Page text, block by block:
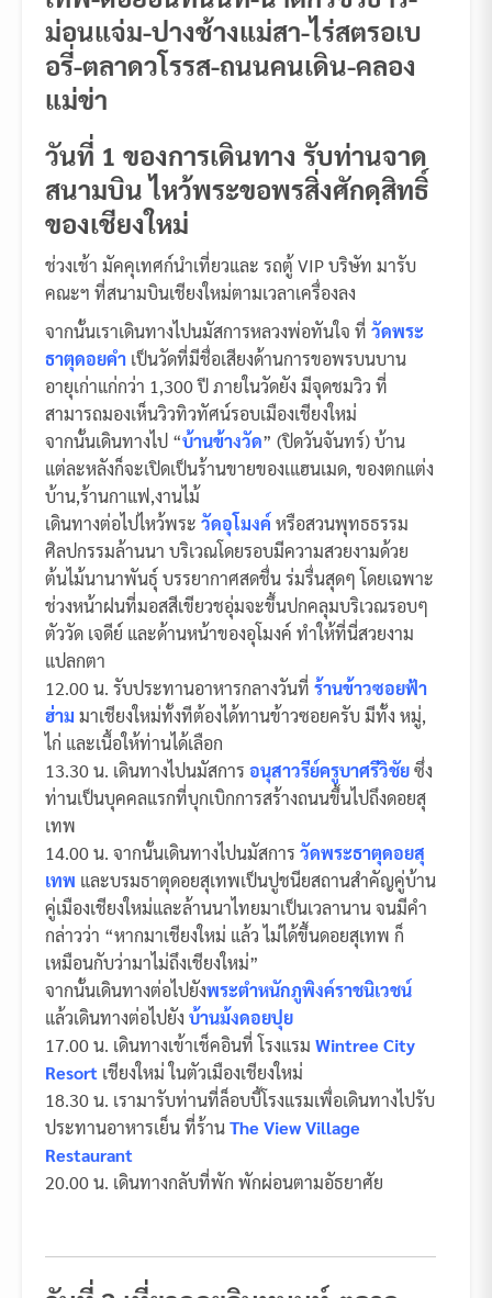
ม่อนแจ่ม-ปางช้างแม่สา-ไร่สตรอเบ
อรี่-ตลาดวโรรส-ถนนคนเดิน-คลอง
แม่ข่า
วันที่ 1 ของการเดินทาง รับท่านจาด
สนามบิน ไหว้พระขอพรสิ่งศักดฺสิทธิ์
ของเชียงใหม่
ช่วงเช้า มัคคุเทศก์นำเที่ยวและ รถตู้ VIP บริษัท มารับ
คณะฯ ที่สนามบินเชียงใหม่ตามเวลาเครื่องลง
จากนั้นเราเดินทางไปนมัสการหลวงพ่อทันใจ ที่ วัดพระ
ธาตุดอยคำ เป็นวัดที่มีชื่อเสียงด้านการขอพรบนบาน
อายุเก่าแก่กว่า 1,300 ปี ภายในวัดยัง มีจุดชมวิว ที่
สามารถมองเห็นวิวทิวทัศน์รอบเมืองเชียงใหม่
จากนั้นเดินทางไป “บ้านข้างวัด” (ปิดวันจันทร์) บ้าน
แต่ละหลังก็จะเปิดเป็นร้านขายของเแฮนเมด, ของตกแต่ง
บ้าน,ร้านกาแฟ,งานไม้
เดินทางต่อไปไหว้พระ วัดอุโมงค์ หรือสวนพุทธธรรม
ศิลปกรรมล้านนา บริเวณโดยรอบมีความสวยงามด้วย
ต้นไม้นานาพันธุ์ บรรยากาศสดชื่น ร่มรื่นสุดๆ โดยเฉพาะ
ช่วงหน้าฝนที่มอสสีเขียวชอุ่มจะขึ้นปกคลุมบริเวณรอบๆ
ตัววัด เจดีย์ และด้านหน้าของอุโมงค์ ทำให้ที่นี่สวยงาม
แปลกตา
12.00 น. รับประทานอาหารกลางวันที่ ร้านข้าวซอยฟ้า
ฮ่าม มาเชียงใหม่ทั้งทีต้องได้ทานข้าวซอยครับ มีทั้ง หมู่,
ไก่ และเนื้อให้ท่านได้เลือก
13.30 น. เดินทางไปนมัสการ อนุสาวรีย์ครูบาศรีวิชัยซึ่ง
ท่านเป็นบุคคลแรกที่บุกเบิกการสร้างถนนขึ้นไปถึงดอยสุ
เทพ
14.00 น. จากนั้นเดินทางไปนมัสการ วัดพระธาตุดอยสุ
เทพ และบรมธาตุดอยสุเทพเป็นปูชนียสถานสำคัญคู่บ้าน
คู่เมืองเชียงใหม่และล้านนาไทยมาเป็นเวลานาน จนมีคำ
กล่าวว่า “หากมาเชียงใหม่ แล้ว ไม่ได้ขึ้นดอยสุเทพ ก็
เหมือนกับว่ามาไม่ถึงเชียงใหม่”
จากนั้นเดินทางต่อไปยังพระตำหนักภูพิงค์ราชนิเวชน์
แล้วเดินทางต่อไปยัง บ้านม้งดอยปุย
17.00 น. เดินทางเข้าเช็คอินที่ โรงแรม Wintree City
Resort เชียงใหม่ ในตัวเมืองเชียงใหม่
18.30 น. เรามารับท่านที่ล็อบบี้โรงแรมเพื่อเดินทางไปรับ
ประทานอาหารเย็น ที่ร้านThe View Village
Restaurant
20.00 น. เดินทางกลับที่พัก พักผ่อนตามอัธยาศัย